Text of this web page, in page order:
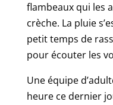
flambeaux qui les
crèche. La pluie
petit temps de
pour écouter les
Une équipe
heure ce dernier